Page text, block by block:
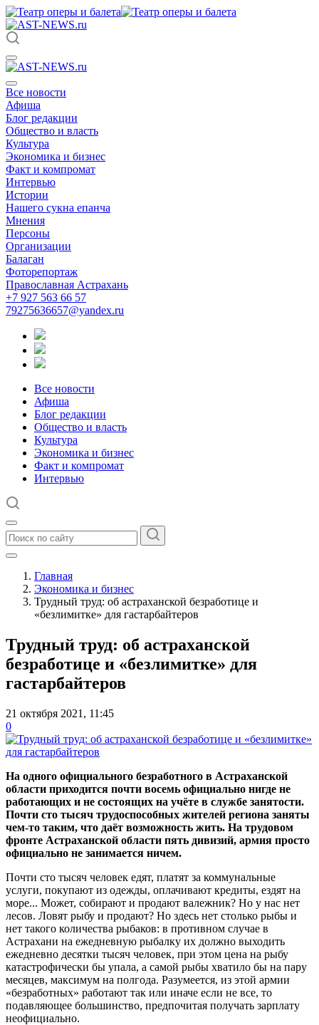
Все новости
Афиша
Блог редакции
Общество и власть
Культура
Экономика и бизнес
Факт и компромат
Интервью
Истории
Нашего сукна епанча
Мнения
Персоны
Организации
Балаган
Фоторепортаж
Православная Астрахань
+7 927 563 66 57
79275636657@yandex.ru
Все новости
Афиша
Блог редакции
Общество и власть
Культура
Экономика и бизнес
Факт и компромат
Интервью
Главная
Экономика и бизнес
Трудный труд: об астраханской безработице и
«безлимитке» для гастарбайтеров
Трудный труд: об астраханской
безработице и «безлимитке» для
гастарбайтеров
21 октября 2021, 11:45
0
На одного официального безработного в Астраханской
области приходится почти восемь официально нигде не
работающих и не состоящих на учёте в службе занятости.
Почти сто тысяч трудоспособных жителей региона заняты
чем-то таким, что даёт возможность жить. На трудовом
фронте Астраханской области пять дивизий, армия просто
официально не занимается ничем.
Почти сто тысяч человек едят, платят за коммунальные
услуги, покупают из одежды, оплачивают кредиты, ездят на
море... Может, собирают и продают валежник? Но у нас нет
лесов. Ловят рыбу и продают? Но здесь нет столько рыбы и
нет такого количества рыбаков: в противном случае в
Астрахани на ежедневную рыбалку их должно выходить
ежедневно десятки тысяч человек, при этом цена на рыбу
катастрофически бы упала, а самой рыбы хватило бы на пару
месяцев, максимум на полгода. Разумеется, из этой армии
«безработных» работают так или иначе если не все, то
подавляющее большинство, предпочитая получать зарплату
неофициально.